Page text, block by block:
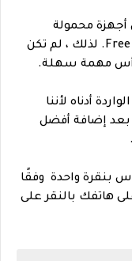
أجهزة محمولة
منخفضة ومتطورة للعب فري فاير Free Fire. لذلك ، لم تكن
مهمة سهلة.
أدناه لأننا
بعد إضافة أفضل
بنقرة واحدة وفقًا
هاتفك بالنقر على